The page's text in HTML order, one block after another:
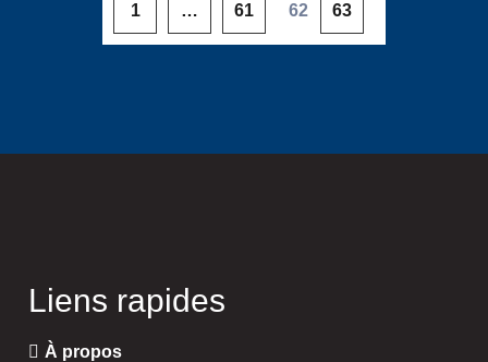
1 … 61 62 63
Liens rapides
À propos